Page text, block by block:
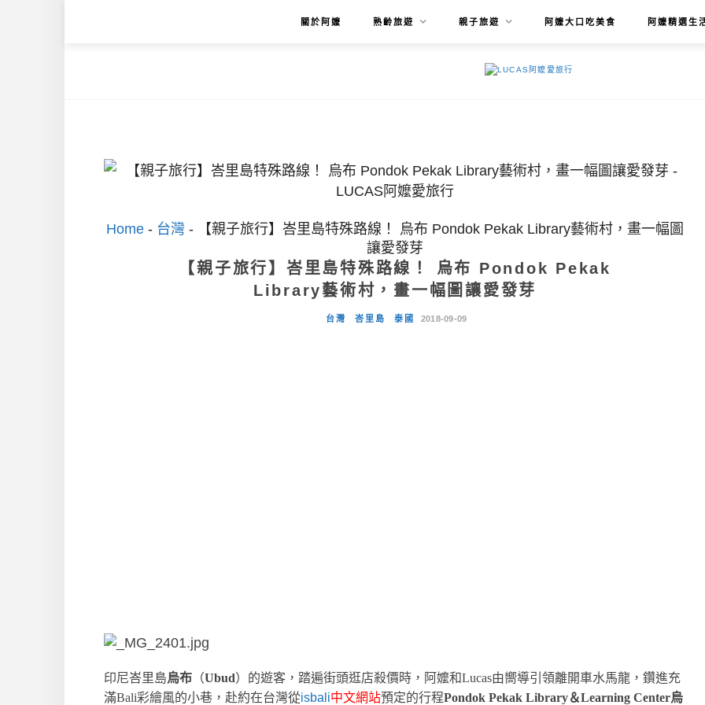
關於阿嬤 熟齡旅遊 親子旅遊 阿嬤大口吃美食 阿嬤精選生
Home - 台灣 -
【親子旅行】峇里島特殊路線！ 烏布 Pondok Pekak Library藝術村，畫一幅圖
讓愛發芽
【親子旅行】峇里島特殊路線！ 烏布 Pondok Pekak
Library藝術村，畫一幅圖讓愛發芽
台灣 峇里島 泰國 2018-09-09
印尼峇里島烏布 （Ubud）的遊客，踏遍街頭逛店殺價時，阿嬤和Lucas由嚮導引領離開車水馬龍，鑽進充
滿Bali彩繪風的小巷，赴約在台灣從isbali中文網站預定的行程Pondok Pekak Library＆Learning Center烏